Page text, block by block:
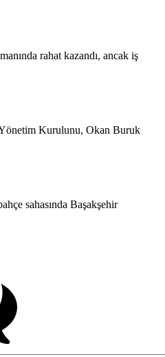
rahat kazandı, ancak iş
Kurulunu, Okan Buruk
sahasında Başakşehir